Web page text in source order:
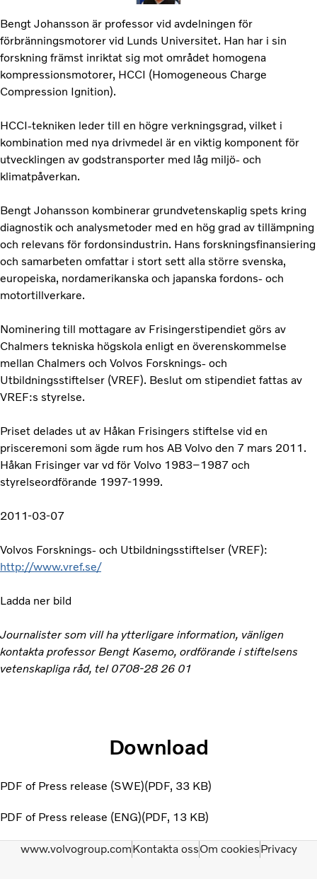
Bengt Johansson är professor vid avdelningen för
förbränningsmotorer vid Lunds Universitet. Han har i sin
forskning främst inriktat sig mot området homogena
kompressionsmotorer, HCCI (Homogeneous Charge
Compression Ignition).
HCCI-tekniken leder till en högre verkningsgrad, vilket i
kombination med nya drivmedel är en viktig komponent för
utvecklingen av godstransporter med låg miljö- och
klimatpåverkan.
Bengt Johansson kombinerar grundvetenskaplig spets kring
diagnostik och analysmetoder med en hög grad av tillämpning
och relevans för fordonsindustrin. Hans forskningsfinansiering
och samarbeten omfattar i stort sett alla större svenska,
europeiska, nordamerikanska och japanska fordons- och
motortillverkare.
Nominering till mottagare av Frisingerstipendiet görs av
Chalmers tekniska högskola enligt en överenskommelse
mellan Chalmers och Volvos Forsknings- och
Utbildningsstiftelser (VREF). Beslut om stipendiet fattas av
VREF:s styrelse.
Priset delades ut av Håkan Frisingers stiftelse vid en
prisceremoni som ägde rum hos AB Volvo den 7 mars 2011.
Håkan Frisinger var vd för Volvo 1983–1987 och
styrelseordförande 1997-1999.
2011-03-07
Volvos Forsknings- och Utbildningsstiftelser (VREF):
http://www.vref.se/
Ladda ner bild
Journalister som vill ha ytterligare information, vänligen
kontakta professor Bengt Kasemo, ordförande i stiftelsens
vetenskapliga råd, tel 0708-28 26 01
Download
PDF of Press release (SWE) PDF 33 KB
PDF of Press release (ENG) PDF 13 KB
www.volvogroup.comKontakta ossOm cookiesPrivacy